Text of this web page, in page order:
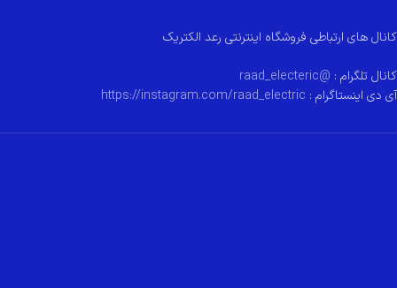
کانال های ارتباطی فروشگاه اینترنتی رعد الکتریک
کانال تلگرام : @raad_electeric
آی دی اینستاگرام : https://instagram.com/raad_electric